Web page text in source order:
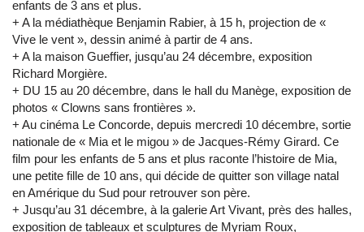
enfants de 3 ans et plus.
+ A la médiathèque Benjamin Rabier, à 15 h, projection de «
Vive le vent », dessin animé à partir de 4 ans.
+ A la maison Gueffier, jusqu’au 24 décembre, exposition
Richard Morgière.
+ DU 15 au 20 décembre, dans le hall du Manège, exposition de
photos « Clowns sans frontières ».
+ Au cinéma Le Concorde, depuis mercredi 10 décembre, sortie
nationale de « Mia et le migou » de Jacques-Rémy Girard. Ce
film pour les enfants de 5 ans et plus raconte l’histoire de Mia,
une petite fille de 10 ans, qui décide de quitter son village natal
en Amérique du Sud pour retrouver son père.
+ Jusqu’au 31 décembre, à la galerie Art Vivant, près des halles,
exposition de tableaux et sculptures de Myriam Roux,